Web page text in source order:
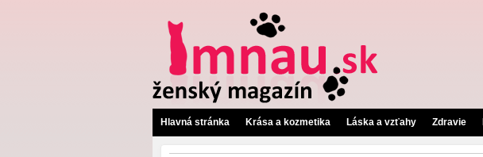
Hlavná stránka Krása a kozmetika Láska a vzťahy Zdravie